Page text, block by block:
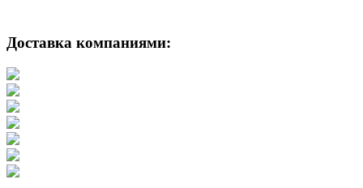
Доставка компаниями: